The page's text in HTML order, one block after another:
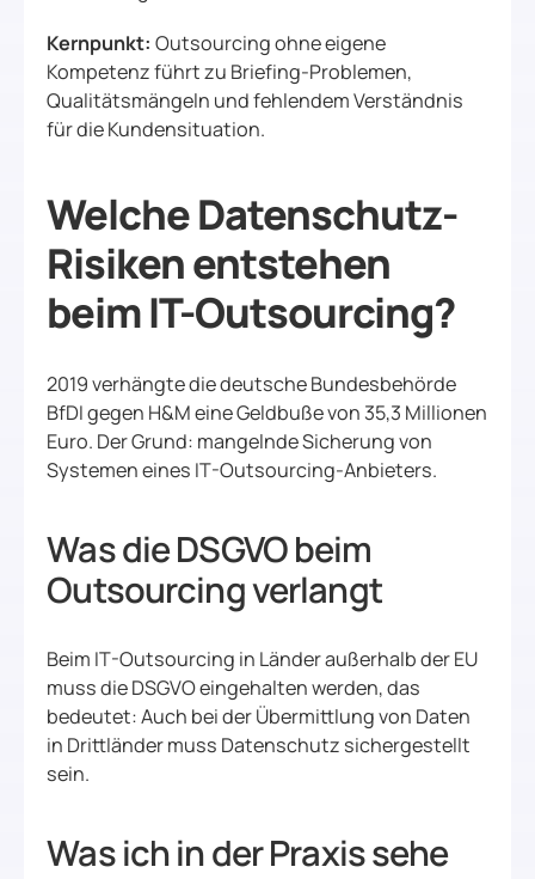
Kernpunkt: Outsourcing ohne eigene
Kompetenz führt zu Briefing-Problemen,
Qualitätsmängeln und fehlendem Verständnis
für die Kundensituation.
Welche Datenschutz-
Risiken entstehen
beim IT-Outsourcing?
2019 verhängte die deutsche Bundesbehörde
BfDI gegen H&M eine Geldbuße von 35,3 Millionen
Euro. Der Grund: mangelnde Sicherung von
Systemen eines IT-Outsourcing-Anbieters.
Was die DSGVO beim
Outsourcing verlangt
Beim IT-Outsourcing in Länder außerhalb der EU
muss die DSGVO eingehalten werden, das
bedeutet: Auch bei der Übermittlung von Daten
in Drittländer muss Datenschutz sichergestellt
sein.
Was ich in der Praxis sehe